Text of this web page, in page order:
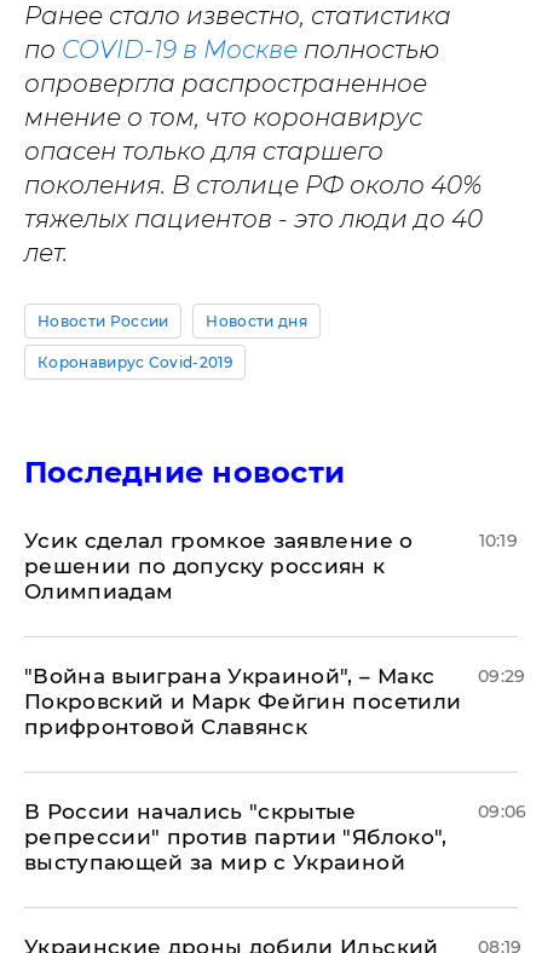
Ранее стало известно, статистика
по COVID-19 в Москве полностью
опровергла распространенное
мнение о том, что коронавирус
опасен только для старшего
поколения. В столице РФ около 40%
тяжелых пациентов - это люди до 40
лет.
Новости России Новости дня
Коронавирус Covid-2019
Последние новости
Усик сделал громкое заявление о
решении по допуску россиян к
Олимпиадам
10:19
"Война выиграна Украиной", – Макс
Покровский и Марк Фейгин посетили
прифронтовой Славянск
09:29
В России начались "скрытые
репрессии" против партии "Яблоко",
выступающей за мир с Украиной
09:06
Украинские дроны добили Ильский 08:19